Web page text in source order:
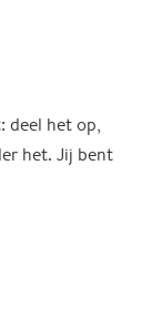
deel het op,
het. Jij bent